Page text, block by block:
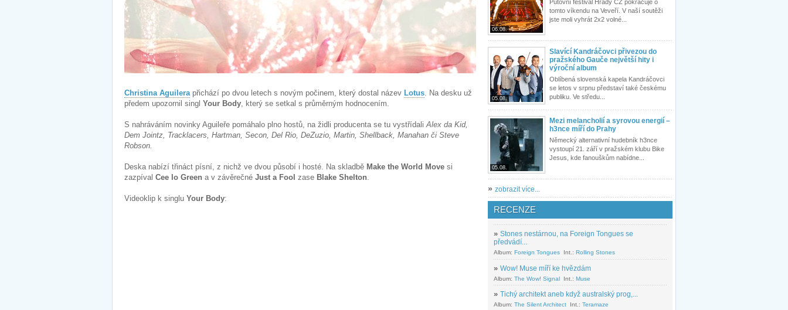
Christina Aguilerapřichází po dvou letech s novým počinem, který dostal název Lotus. Na desku už
předem upozornil singl Your Body, který se setkal s průměrným hodnocením.
S nahráváním novinky Aguileře pomáhalo plno hostů, na židli producenta se tu vystřídaliAlex da Kid,
Dem Jointz, Tracklacers, Hartman, Secon, Del Rio, DeZuzio, Martin, Shellback, Manahan či Steve
Robson.
Deska nabízí třináct písní, z nichž ve dvou působí i hosté. Na skladbě Make the World Move si
zazpíval Cee lo Green a v závěrečné Just a Fool zase Blake Shelton.
Videoklip k singlu Your Body:
06.08.
Putovní festival Hrady CZ pokračuje o
tomto víkendu na Veveří. V naší soutěži
jste moli vyhrát 2x2 volné...
05.08.
Slavící Kandráčovci přivezou do
pražského Gauče největší hity i
výroční album
Oblíbená slovenská kapela Kandráčovci
se letos v srpnu představí také českému
publiku. Ve středu...
05.08.
Mezi melancholií a syrovou energií –
h3nce míří do Prahy
Německý alternativní hudebník h3nce
vystoupí 21. září v pražském klubu Bike
Jesus, kde fanouškům nabídne...
» zobrazit více...
RECENZE
» Stones nestárnou, na Foreign Tongues se
předvádí...
Album: Foreign Tongues Int.: Rolling Stones
» Wow! Muse míří ke hvězdám
Album: The Wow! Signal Int.: Muse
» Tichý architekt aneb když australský prog,...
Album: The Silent Architect Int.: Teramaze